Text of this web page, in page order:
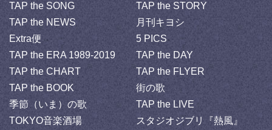
TAP the SONG
TAP the STORY
TAP the NEWS
月刊キヨシ
Extra便
5 PICS
TAP the ERA 1989-2019
TAP the DAY
TAP the CHART
TAP the FLYER
TAP the BOOK
街の歌
季節（いま）の歌
TAP the LIVE
TOKYO音楽酒場
スタジオジブリ『熱風』